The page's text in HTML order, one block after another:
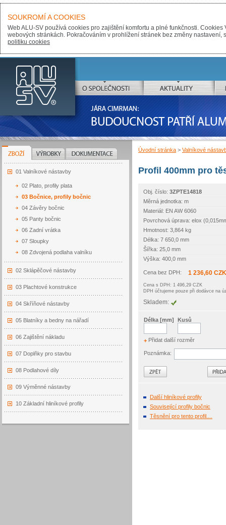
ALU-SV
O SPOLEČNOSTI AKTUALITY
JÁRA CIMRMAN:
BUDOUCNOST PATŘÍ ALUMINIU
ZBOŽÍ
01 Valníkové nástavby
02 Plato, profily plata
03 Bočnice, profily bočnic
04 Závěry bočnic
05 Panty bočnic
06 Zadní vrátka
07 Sloupky
08 Zdvojená podlaha valníku
02 Sklápěčové nástavby
03 Plachtové konstrukce
04 Skříňové nástavby
05 Blatníky a bedny na nářadí
06 Zajištění nákladu
07 Doplňky pro stavbu
08 Podlahové díly
09 Výměnné nástavby
10 Základní hliníkové profily
VÝROBKY DOKUMENTACE
Úvodní stránka > Valníkové
Profil 400mm pro
Obj. číslo: 3ZPTE14818
Měrná jednotka: m
Materiál: EN AW 6060
Povrchová úprava: elox
Hmotnost: 3,864 kg
Délka: 7 650,0 mm
Šířka: 25,0 mm
Výška: 400,0 mm
Cena bez DPH: 1 236,60 CZK
Cena s DPH: 1 496,29 CZK
DPH účtujeme pouze při dodávce na
Skladem:
Délka [mm] Kusů
+ Přidat další rozměr
Poznámka:
Zpět
Další hliníkové profily
Související profily bočnic
Těsnění pro tento profil....
SOUKROMÍ A COOKIES
Web ALU-SV používá cookies pro zajištění komfortu a plné funkčnosti.
webových stránkách. Pokračováním v prohlížení stránek bez změny
politiku cookies